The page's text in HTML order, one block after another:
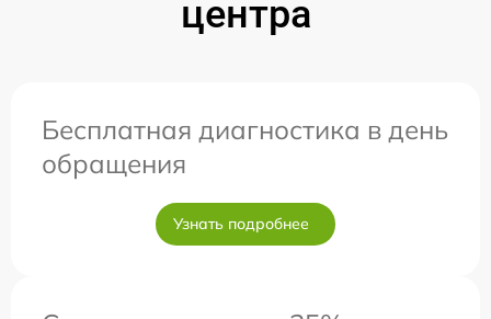
центра
Бесплатная диагностика в день
обращения
Узнать подробнее